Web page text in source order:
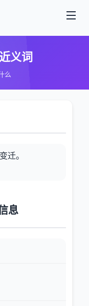
义词
么
迁。
息